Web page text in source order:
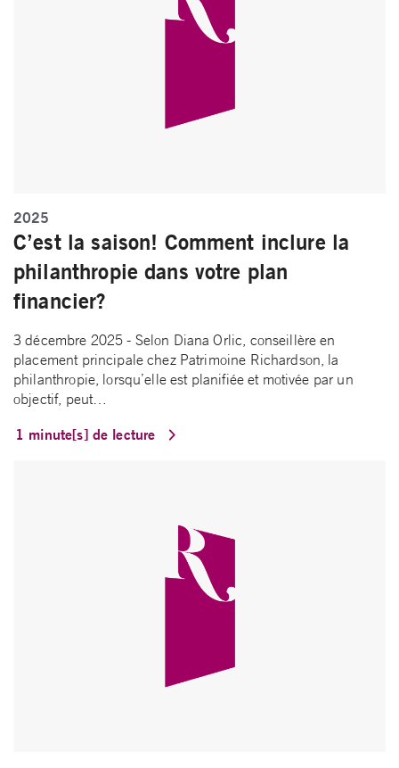
2025
C’est la saison! Comment inclure la
philanthropie dans votre plan
financier?
3 décembre 2025 - Selon Diana Orlic, conseillère en
placement principale chez Patrimoine Richardson, la
philanthropie, lorsqu’elle est planifiée et motivée par un
objectif, peut…
1 minute[s] de lecture